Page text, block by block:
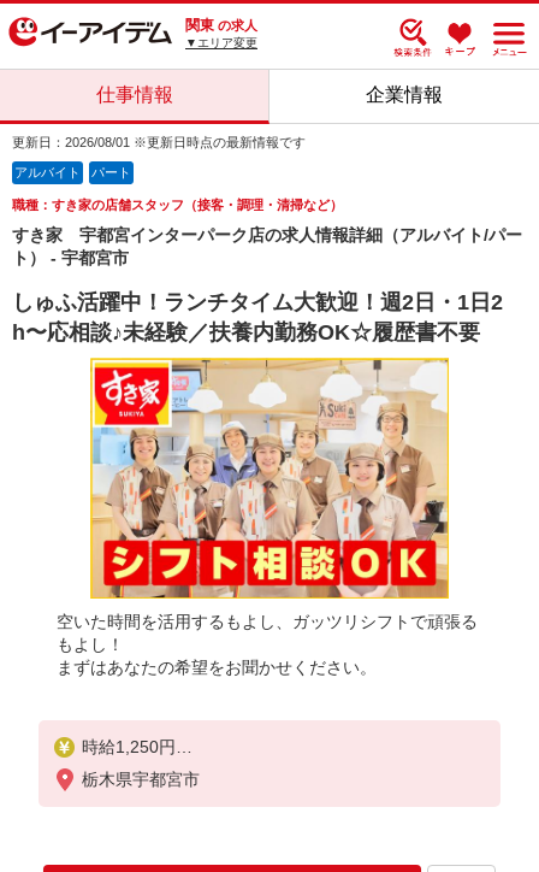
関東 の求人
▼エリア変更
仕事情報 企業情報
更新日：2026/08/01 ※更新日時点の最新情報です
アルバイト パート
職種：すき家の店舗スタッフ（接客・調理・清掃など）
すき家 宇都宮インターパーク店の求人情報詳細（アルバイト/パー
ト） - 宇都宮市
しゅふ活躍中！ランチタイム大歓迎！週2日・1日2
h〜応相談♪未経験／扶養内勤務OK☆履歴書不要
空いた時間を活用するもよし、ガッツリシフトで頑張る
もよし！
まずはあなたの希望をお聞かせください。
時給1,250円
※22:00〜翌5:00：時給1,563円
※高校生時給1,150円
栃木県宇都宮市